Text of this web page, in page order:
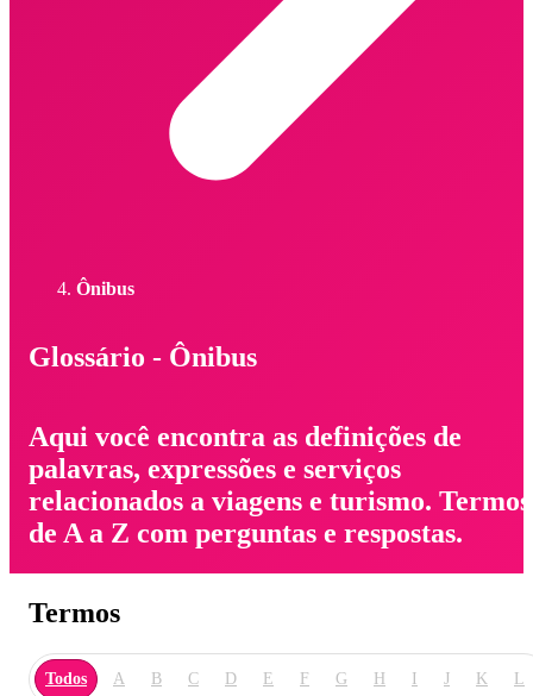
Ônibus
Glossário - Ônibus
Aqui você encontra as definições de
palavras, expressões e serviços
relacionados a viagens e turismo. Termos
de A a Z com perguntas e respostas.
Termos
Todos A B C D E F G H I J K L